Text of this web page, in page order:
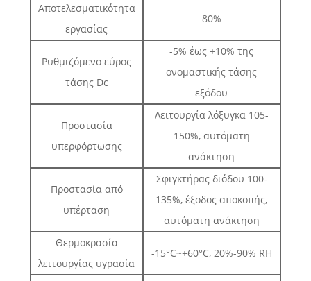
Αποτελεσματικότητα
εργασίας
80%
Ρυθμιζόμενο εύρος
τάσης Dc
-5% έως +10% της
ονομαστικής τάσης
εξόδου
Προστασία
υπερφόρτωσης
Λειτουργία λόξυγκα 105-
150%, αυτόματη
ανάκτηση
Προστασία από
υπέρταση
Σφιγκτήρας διόδου 100-
135%, έξοδος αποκοπής,
αυτόματη ανάκτηση
Θερμοκρασία
λειτουργίας υγρασία
-15°C~+60°C, 20%-90% RH